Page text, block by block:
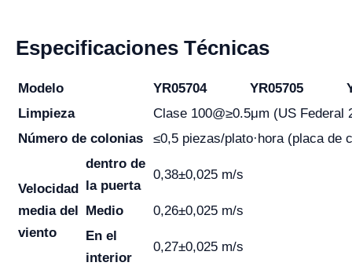
Especificaciones Técnicas
Modelo YR05704 YR05705
Limpieza
Clase 100@≥0.5μm (US Federal
Número de colonias
≤0,5 piezas/plato·hora (placa de
Velocidad
media del
viento
dentro de
la puerta
0,38±0,025 m/s
Medio
0,26±0,025 m/s
En el
interior
0,27±0,025 m/s